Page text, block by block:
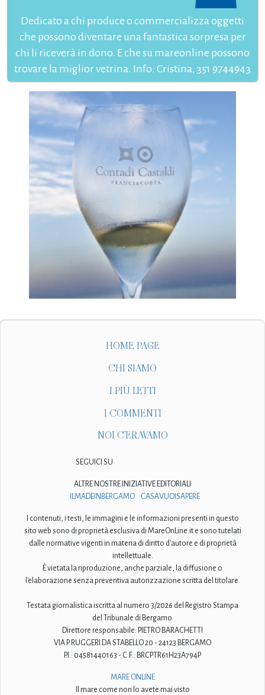
Dedicato a chi produce o commercializza oggetti
che possono diventare una fantastica sorpresa per
chi li riceverà in dono. E che su mareonline possono
trovare la miglior vetrina. Info: Cristina, 351 9744943
HOME PAGE
CHI SIAMO
I PIÙ LETTI
I COMMENTI
NOI C'ERAVAMO
SEGUICI SU
ALTRE NOSTRE INIZIATIVE EDITORIALI
ILMADEINBERGAMO
CASAVUOISAPERE
I contenuti, i testi, le immagini e le informazioni presenti in questo
sito web sono di proprietà esclusiva di MareOnLine.it e sono tutelati
dalle normative vigenti in materia di diritto d'autore e di proprietà
intellettuale.
È vietata la riproduzione, anche parziale, la diffusione o
l'elaborazione senza preventiva autorizzazione scritta del titolare.
Testata giornalistica iscritta al numero 3/2026 del Registro Stampa
del Tribunale di Bergamo.
Direttore responsabile: PIETRO BARACHETTI
VIA P. RUGGERI DA STABELLO 20 - 24123 BERGAMO
P.I.: 04581440163 - C.F.: BRCPTR61H23A794P
MARE ONLINE
Il mare come non lo avete mai visto